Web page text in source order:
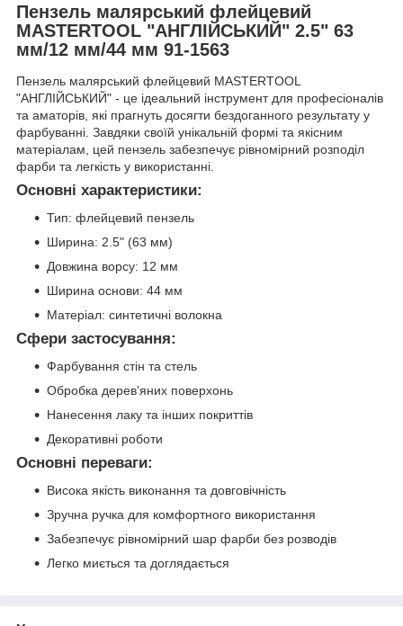
Пензель малярський флейцевий
MASTERTOOL "АНГЛІЙСЬКИЙ" 2.5" 63
мм/12 мм/44 мм 91-1563
Пензель малярський флейцевий MASTERTOOL
"АНГЛІЙСЬКИЙ" - це ідеальний інструмент для професіоналів
та аматорів, які прагнуть досягти бездоганного результату у
фарбуванні. Завдяки своїй унікальній формі та якісним
матеріалам, цей пензель забезпечує рівномірний розподіл
фарби та легкість у використанні.
Основні характеристики:
Тип: флейцевий пензель
Ширина: 2.5" (63 мм)
Довжина ворсу: 12 мм
Ширина основи: 44 мм
Матеріал: синтетичні волокна
Сфери застосування:
Фарбування стін та стель
Обробка дерев'яних поверхонь
Нанесення лаку та інших покриттів
Декоративні роботи
Основні переваги:
Висока якість виконання та довговічність
Зручна ручка для комфортного використання
Забезпечує рівномірний шар фарби без розводів
Легко миється та доглядається